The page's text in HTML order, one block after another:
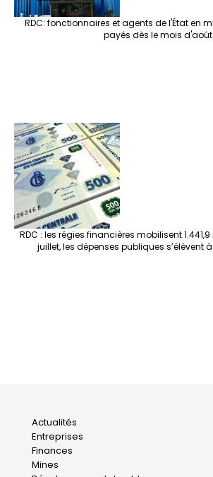
RDC: fonctionnaires et agents de l'État en
payés dès le mois d'août
RDC : les régies financières mobilisent
juillet, les dépenses publiques s’élèvent à
Main
navigation
Actualités
Entreprises
Finances
Mines